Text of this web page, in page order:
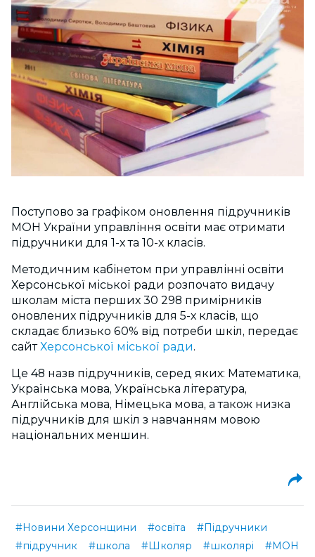
Поступово за графіком оновлення підручників
МОН України управління освіти має отримати
підручники для 1-х та 10-х класів.
Методичним кабінетом при управлінні освіти
Херсонської міської ради розпочато видачу
школам міста перших 30 298 примірників
оновлених підручників для 5-х класів, що
складає близько 60% від потреби шкіл, передає
сайтХерсонської міської ради.
Це 48 назв підручників, серед яких: Математика,
Українська мова, Українська література,
Англійська мова, Німецька мова, а також низка
підручників для шкіл з навчанням мовою
національних меншин.
#Новини Херсонщини #освіта
#Підручники
#підручник
#школа #Школяр #школярі
#МОН